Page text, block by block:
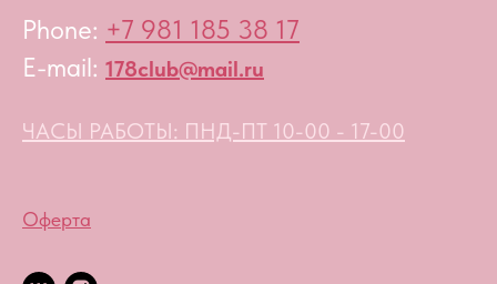
Phone: +7 981 185 38 17
E-mail: 178club@mail.ru
ЧАСЫ РАБОТЫ: ПНД-ПТ 10-00 - 17-00
Оферта